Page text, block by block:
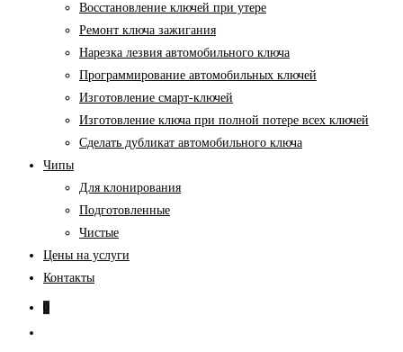
Восстановление ключей при утере
Ремонт ключа зажигания
Нарезка лезвия автомобильного ключа
Программирование автомобильных ключей
Изготовление смарт-ключей
Изготовление ключа при полной потере всех ключей
Cделать дубликат автомобильного ключа
Чипы
Для клонирования
Подготовленные
Чистые
Цены на услуги
Контакты
0